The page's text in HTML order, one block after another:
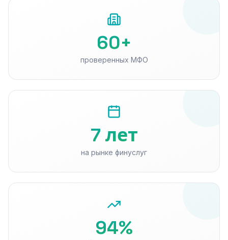
60+
проверенных МФО
7 лет
на рынке финуслуг
94%